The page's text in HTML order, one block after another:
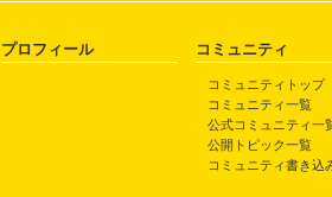
プロフィール コミュニティ
コミュニティトップ
コミュニティ一覧
公式コミュニティ一
公開トピック一覧
コミュニティ書き込